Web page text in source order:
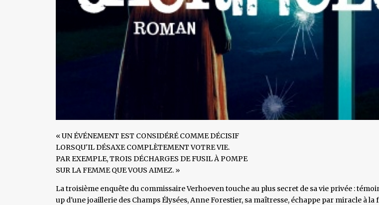
« UN ÉVÉNEMENT EST CONSIDÉRÉ COMME DÉCISIF
LORSQU'IL DÉSAXE COMPLÈTEMENT VOTRE VIE.
PAR EXEMPLE, TROIS DÉCHARGES DE FUSIL À POMPE
SUR LA FEMME QUE VOUS AIMEZ. »
La troisième enquête du commissaire Verhoeven touche au plus secret de sa vie privée :
up d'une joaillerie des Champs Élysées, Anne Forestier, sa maîtresse, échappe par miracle à la